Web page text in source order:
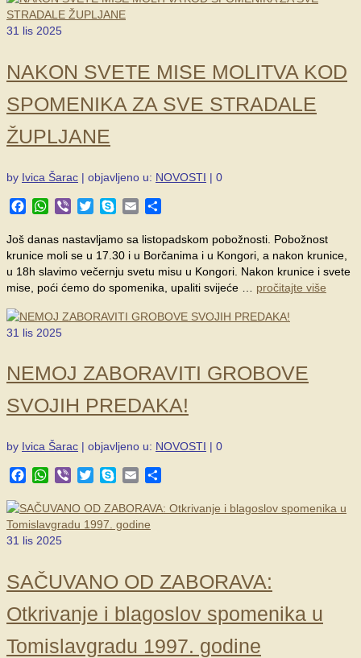
31 lis 2025
NAKON SVETE MISE MOLITVA KOD
SPOMENIKA ZA SVE STRADALE
ŽUPLJANE
by Ivica Šarac | objavljeno u: NOVOSTI | 0
Facebook
WhatsApp
Viber TwitterSkypeEmail
Još danas nastavljamo sa listopadskom pobožnosti. Pobožnost
krunice moli se u 17.30 i u Borčanima i u Kongori, a nakon krunice,
u 18h slavimo večernju svetu misu u Kongori. Nakon krunice i svete
mise, poći ćemo do spomenika, upaliti svijeće … pročitajte više
31 lis 2025
NEMOJ ZABORAVITI GROBOVE
SVOJIH PREDAKA!
by Ivica Šarac | objavljeno u: NOVOSTI | 0
Facebook
WhatsApp
Viber TwitterSkypeEmail
31 lis 2025
SAČUVANO OD ZABORAVA:
Otkrivanje i blagoslov spomenika u
Tomislavgradu 1997. godine